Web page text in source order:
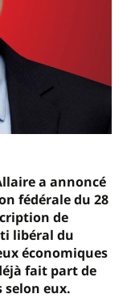
a annoncé
fédérale du 28
de
libéral du
économiques
fait part de
eux.